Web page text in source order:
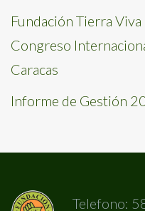
Fundación Tierra
Congreso
Caracas
Informe de Gestión
Telefono: